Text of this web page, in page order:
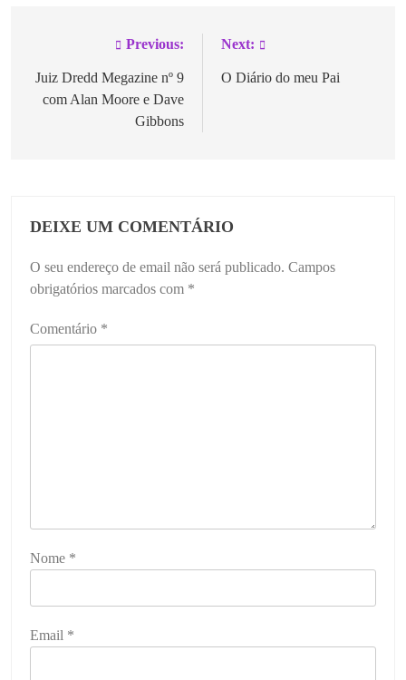
Previous:
Juiz Dredd Megazine nº 9
com Alan Moore e Dave
Gibbons
Next:
O Diário do meu Pai
DEIXE UM COMENTÁRIO
O seu endereço de email não será publicado. Campos
obrigatórios marcados com *
Comentário *
Nome *
Email *